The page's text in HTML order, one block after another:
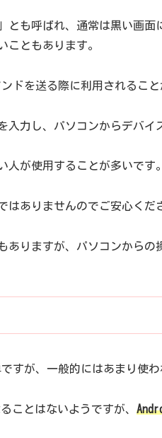
」とも呼ばれ、通常は黒い画
こともあります。
ドを送る際に利用されること
力し、パソコンからデバイ
人が使用することが多いです。
ありませんのでご安心くだ
ありますが、パソコンからの
すが、一般的にはあまり使わ
ことはないようですが、